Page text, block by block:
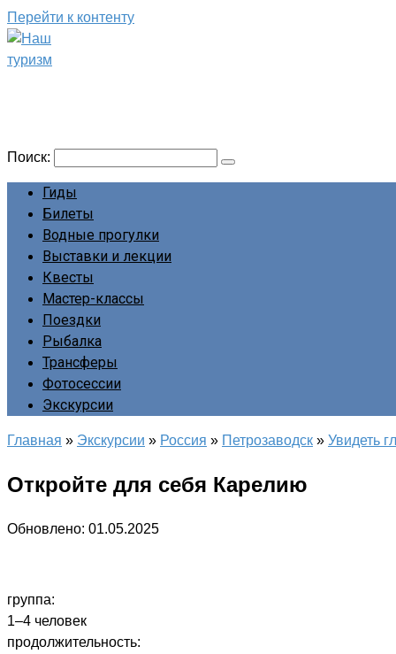
Перейти к контенту
Поиск:
Гиды
Билеты
Водные прогулки
Выставки и лекции
Квесты
Мастер-классы
Поездки
Рыбалка
Трансферы
Фотосессии
Экскурсии
Главная » Экскурсии » Россия » Петрозаводск » Увидеть
Откройте для себя Карелию
Обновлено: 01.05.2025
группа:
1–4 человек
продолжительность: